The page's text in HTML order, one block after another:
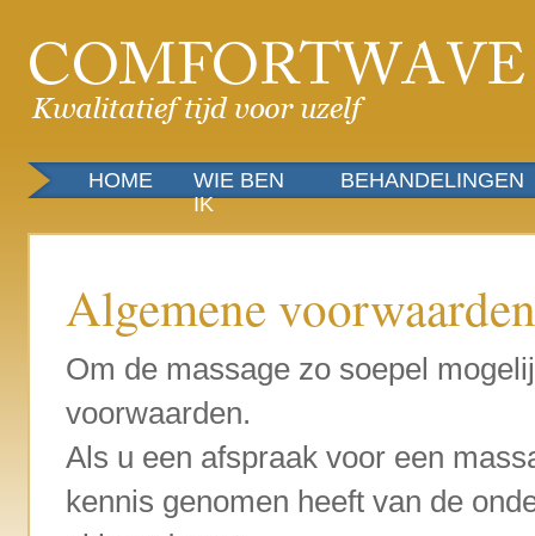
HOME
WIE BEN
IK
BEHANDELINGEN
Algemene voorwaarden
Om de massage zo soepel
voorwaarden.
Als u een afspraak voor een
kennis genomen heeft van de